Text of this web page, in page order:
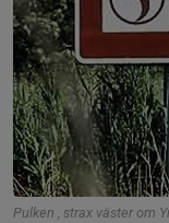
Pulken , strax väster om